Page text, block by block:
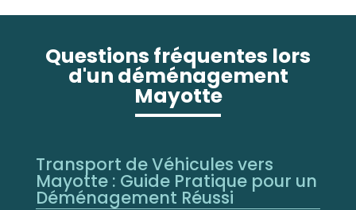
Questions fréquentes lors
d'un déménagement
Mayotte
Transport de Véhicules vers
Mayotte : Guide Pratique pour un
Déménagement Réussi